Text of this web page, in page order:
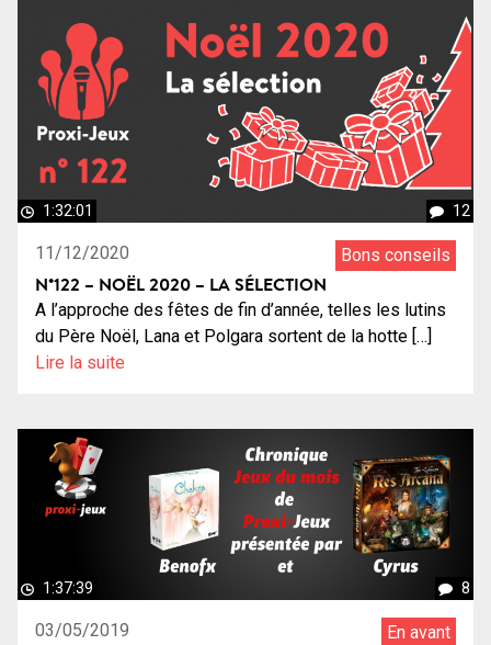
1:32:01 12
11/12/2020 Bons conseils
N°122 – NOËL 2020 – LA SÉLECTION
A l’approche des fêtes de fin d’année, telles les lutins
du Père Noël, Lana et Polgara sortent de la hotte […]
Lire la suite
1:37:39 8
03/05/2019 En avant